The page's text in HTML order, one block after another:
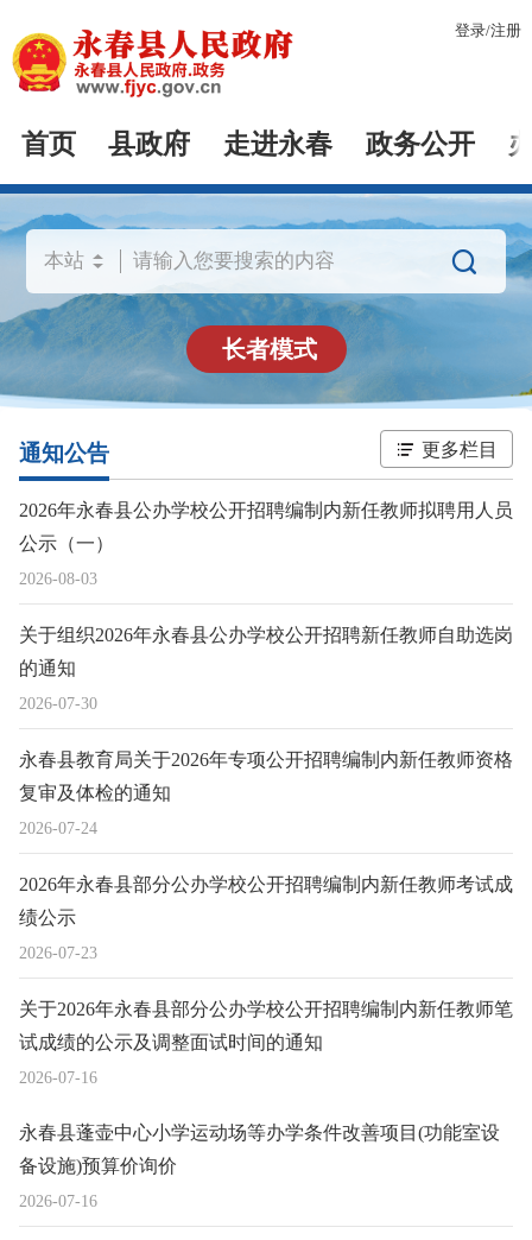
登录/注册
首页 县政府 走进永春 政务公开

长者模式
通知公告 更多栏目
2026-08-03
2026年永春县公办学校公开招聘编制内新任教师拟聘用人员
公示（一）
2026-07-30
关于组织2026年永春县公办学校公开招聘新任教师自助选岗
的通知
2026-07-24
永春县教育局关于2026年专项公开招聘编制内新任教师资格
复审及体检的通知
2026-07-23
2026年永春县部分公办学校公开招聘编制内新任教师考试成
绩公示
2026-07-16
关于2026年永春县部分公办学校公开招聘编制内新任教师笔
试成绩的公示及调整面试时间的通知
2026-07-16
永春县蓬壶中心小学运动场等办学条件改善项目(功能室设
备设施)预算价询价